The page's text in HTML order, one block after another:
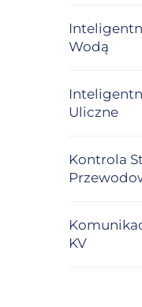
Wodą
Uliczne
Kontrola
KV